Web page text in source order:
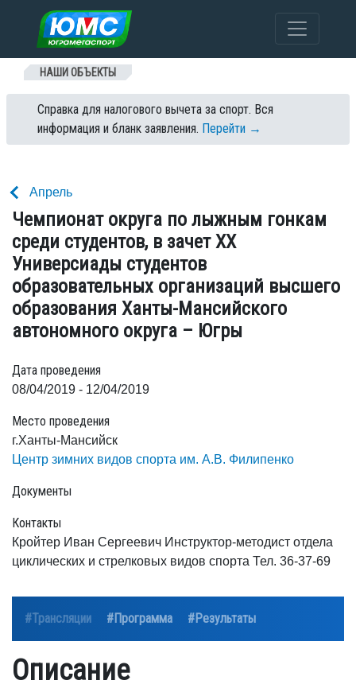
Перейти к содержанию
НАШИ ОБЪЕКТЫ
Справка для налогового вычета за спорт. Вся
информация и бланк заявления. Перейти →
Апрель
Чемпионат округа по лыжным гонкам
среди студентов, в зачет XX
Универсиады студентов
образовательных организаций высшего
образования Ханты-Мансийского
автономного округа – Югры
Дата проведения
08/04/2019 - 12/04/2019
Место проведения
г.Ханты-Мансийск
Центр зимних видов спорта им. А.В. Филипенко
Документы
Контакты
Кройтер Иван Сергеевич Инструктор-методист отдела
циклических и стрелковых видов спорта Тел. 36-37-69
#Трансляции #Программа #Результаты
Описание